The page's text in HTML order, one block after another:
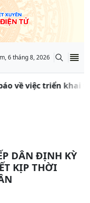
6 tháng 8, 2026
về việc triển khai
DÂN ĐỊNH KỲ
KỊP THỜI